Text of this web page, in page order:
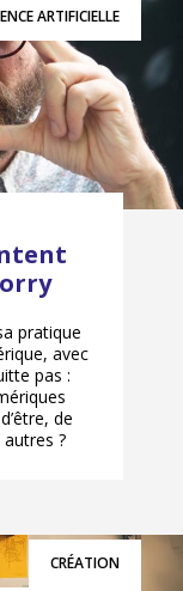
ARTIFICIELLE
pratique
avec
pas :
de
?
CRÉATION